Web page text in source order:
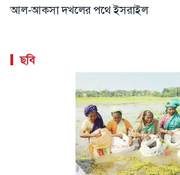
আল-আকসা দখলের পথে ইসরাইল
ছবি